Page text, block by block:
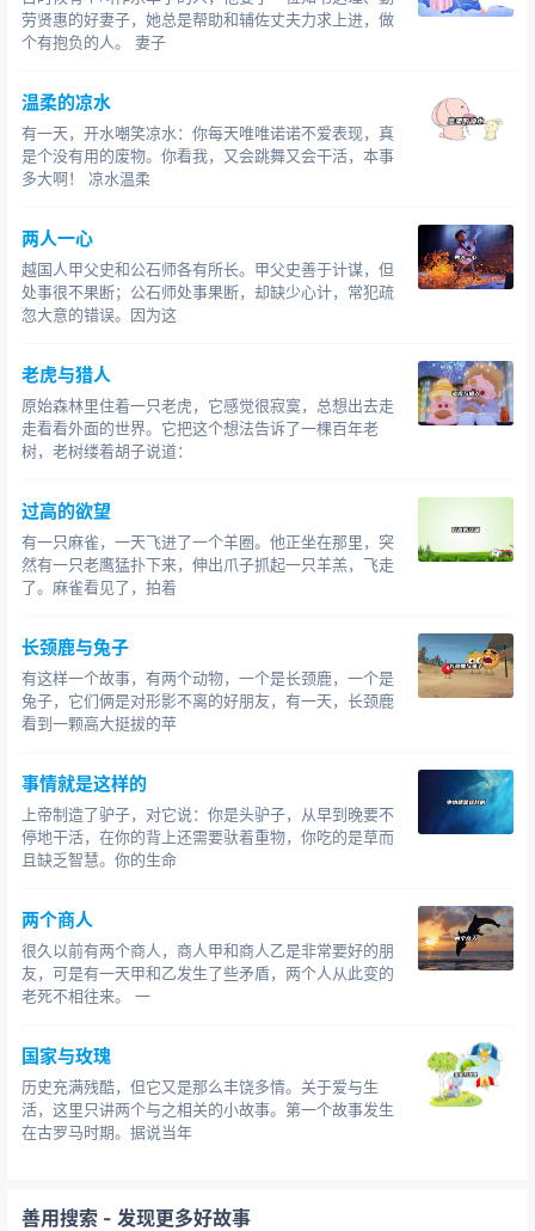
劳贤惠的好妻子，她总是帮助和辅佐丈夫力求上进，做
个有抱负的人。 妻子
温柔的凉水
有一天，开水嘲笑凉水：你每天唯唯诺诺不爱表现，真
是个没有用的废物。你看我，又会跳舞又会干活，本事
多大啊！ 凉水温柔
两人一心
越国人甲父史和公石师各有所长。甲父史善于计谋，但
处事很不果断；公石师处事果断，却缺少心计，常犯疏
忽大意的错误。因为这
老虎与猎人
原始森林里住着一只老虎，它感觉很寂寞，总想出去走
走看看外面的世界。它把这个想法告诉了一棵百年老
树，老树缕着胡子说道：
过高的欲望
有一只麻雀，一天飞进了一个羊圈。他正坐在那里，突
然有一只老鹰猛扑下来，伸出爪子抓起一只羊羔，飞走
了。麻雀看见了，拍着
长颈鹿与兔子
有这样一个故事，有两个动物，一个是长颈鹿，一个是
兔子，它们俩是对形影不离的好朋友，有一天，长颈鹿
看到一颗高大挺拔的苹
事情就是这样的
上帝制造了驴子，对它说：你是头驴子，从早到晚要不
停地干活，在你的背上还需要驮着重物，你吃的是草而
且缺乏智慧。你的生命
两个商人
很久以前有两个商人，商人甲和商人乙是非常要好的朋
友，可是有一天甲和乙发生了些矛盾，两个人从此变的
老死不相往来。 一
国家与玫瑰
历史充满残酷，但它又是那么丰饶多情。关于爱与生
活，这里只讲两个与之相关的小故事。第一个故事发生
在古罗马时期。据说当年
善用搜索 - 发现更多好故事